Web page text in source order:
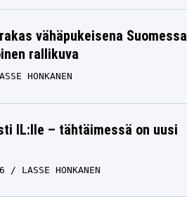
vähäpukeisena Suomessa
rallikuva
HONKANEN
IL:lle – tähtäimessä on uusi
LASSE HONKANEN